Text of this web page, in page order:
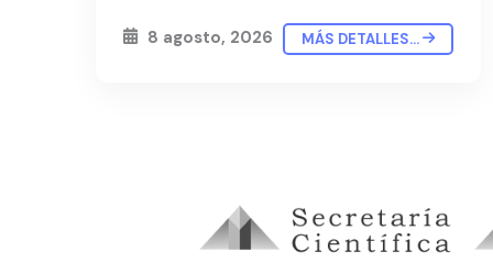
8 agosto, 2026 MÁS DETALLES...